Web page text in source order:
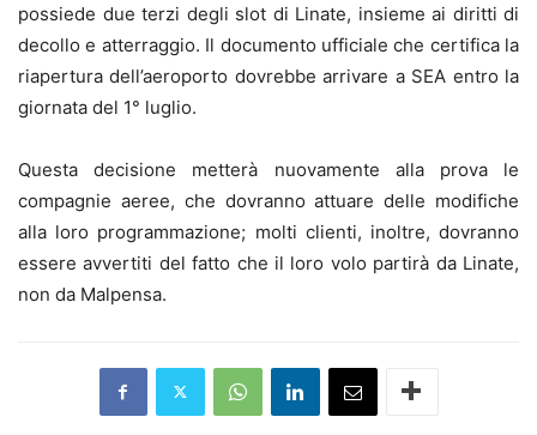
possiede due terzi degli slot di Linate, insieme ai diritti di
decollo e atterraggio. Il documento ufficiale che certifica la
riapertura dell’aeroporto dovrebbe arrivare a SEA entro la
giornata del 1° luglio.
Questa decisione metterà nuovamente alla prova le
compagnie aeree, che dovranno attuare delle modifiche
alla loro programmazione; molti clienti, inoltre, dovranno
essere avvertiti del fatto che il loro volo partirà da Linate,
non da Malpensa.